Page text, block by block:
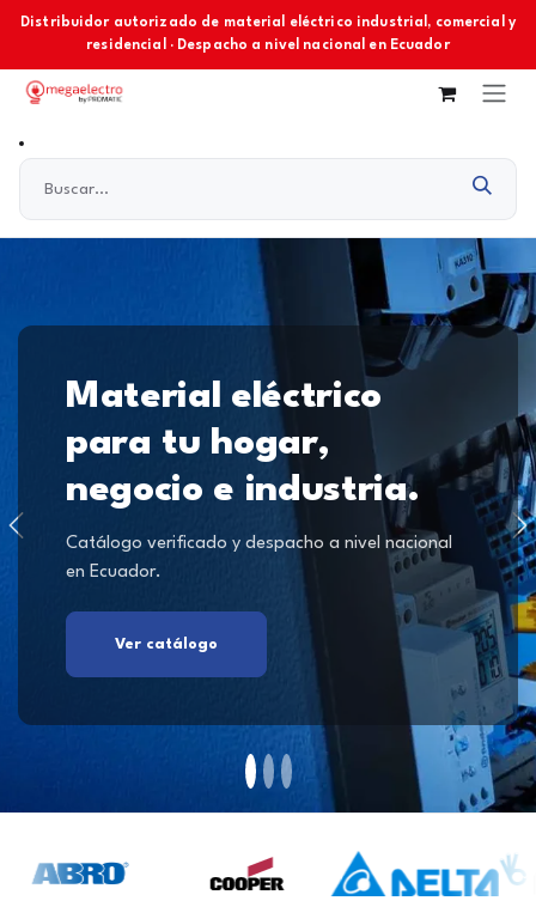
Ir al contenido
Distribuidor autorizado de material eléctrico industrial, comercial y
residencial · Despacho a nivel nacional en Ecuador
Material eléctrico
para tu hogar,
negocio e industria.
Catálogo verificado y despacho a nivel nacional
en Ecuador.
Ver catálogo